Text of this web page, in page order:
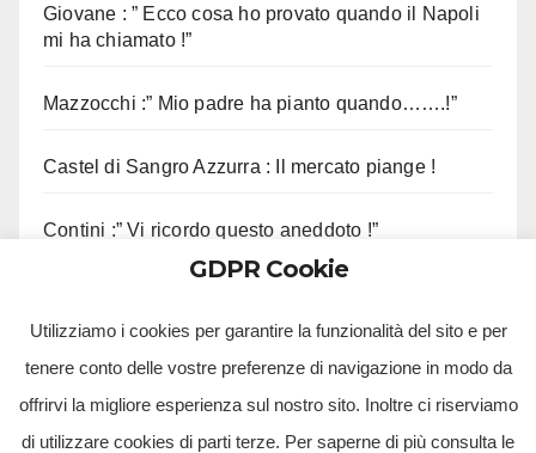
Giovane : ” Ecco cosa ho provato quando il Napoli
mi ha chiamato !”
Mazzocchi :” Mio padre ha pianto quando…….!”
Castel di Sangro Azzurra : Il mercato piange !
Contini :” Vi ricordo questo aneddoto !”
GDPR Cookie
Utilizziamo i cookies per garantire la funzionalità del sito e per
tenere conto delle vostre preferenze di navigazione in modo da
offrirvi la migliore esperienza sul nostro sito. Inoltre ci riserviamo
di utilizzare cookies di parti terze. Per saperne di più consulta le